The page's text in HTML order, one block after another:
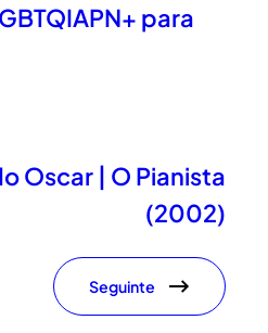
para
Oscar | O Pianista
(2002)
Seguinte